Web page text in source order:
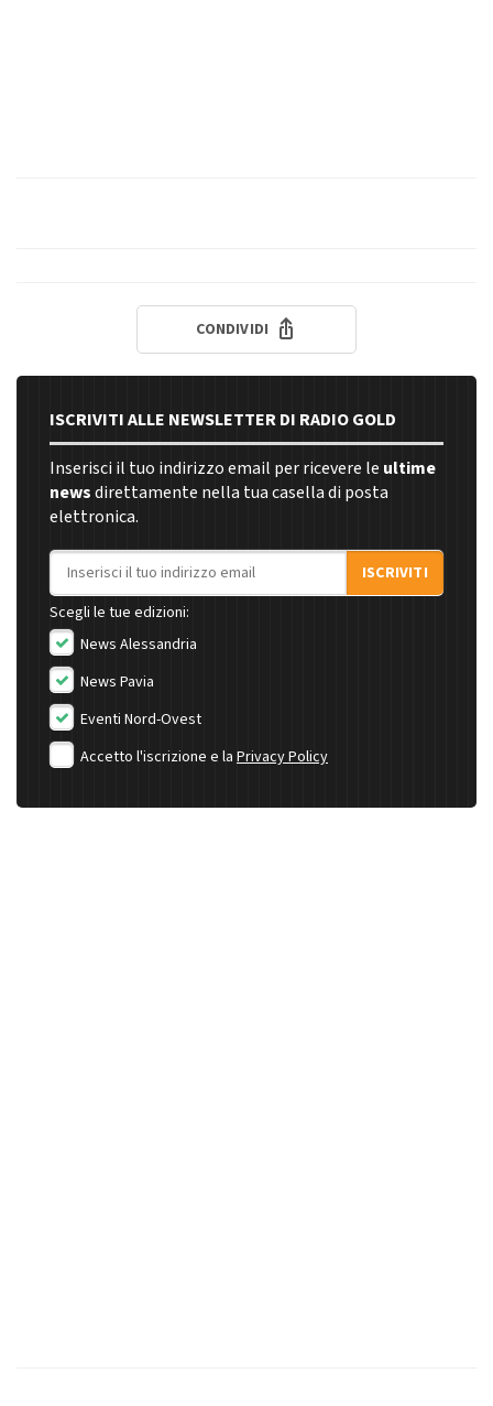
CONDIVIDI
ISCRIVITI ALLE NEWSLETTER DI RADIO GOLD
Inserisci il tuo indirizzo email per ricevere le ultime
newsdirettamente nella tua casella di posta
elettronica.
Indirizzo email
ISCRIVITI
Scegli le tue edizioni:
News Alessandria
News Pavia
Eventi Nord-Ovest
Accetto l'iscrizione e la Privacy Policy